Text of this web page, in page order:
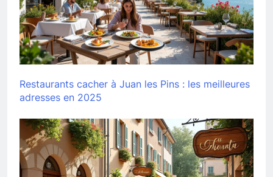
Restaurants cacher à Juan les Pins : les meilleures
adresses en 2025